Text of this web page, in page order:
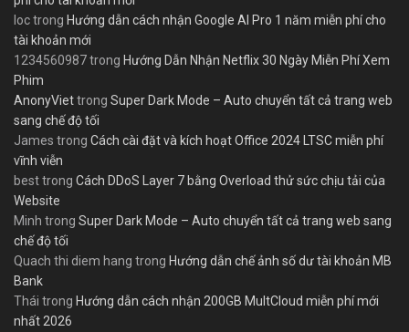
loctrong Hướng dẫn cách nhận Google AI Pro 1 năm miễn phí cho
tài khoản mới
1234560987trong Hướng Dẫn Nhận Netflix 30 Ngày Miễn Phí Xem
Phim
AnonyViettrong Super Dark Mode – Auto chuyển tất cả trang web
sang chế độ tối
James trong Cách cài đặt và kích hoạt Office 2024 LTSC miễn phí
vĩnh viễn
besttrong Cách DDoS Layer 7 bằng Overload thử sức chịu tải của
Website
Minh trong Super Dark Mode – Auto chuyển tất cả trang web sang
chế độ tối
Quach thi diem hang trong Hướng dẫn chế ảnh số dư tài khoản MB
Bank
Thái trong Hướng dẫn cách nhận 200GB MultCloud miễn phí mới
nhất 2026